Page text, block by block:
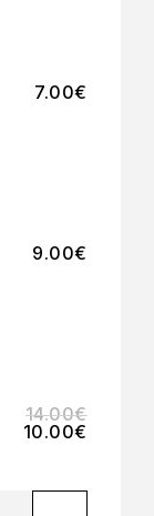
7.00€
9.00€
14.00€
10.00€